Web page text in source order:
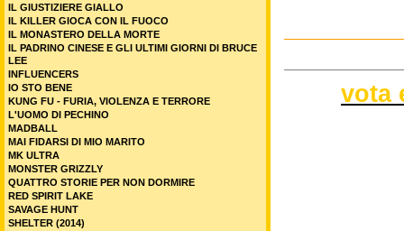
vota
IL GIUSTIZIERE GIALLO
IL KILLER GIOCA CON IL FUOCO
IL MONASTERO DELLA MORTE
IL PADRINO CINESE E GLI ULTIMI GIORNI DI BRUCE
LEE
INFLUENCERS
IO STO BENE
KUNG FU - FURIA, VIOLENZA E TERRORE
L'UOMO DI PECHINO
MADBALL
MAI FIDARSI DI MIO MARITO
MK ULTRA
MONSTER GRIZZLY
QUATTRO STORIE PER NON DORMIRE
RED SPIRIT LAKE
SAVAGE HUNT
SHELTER (2014)